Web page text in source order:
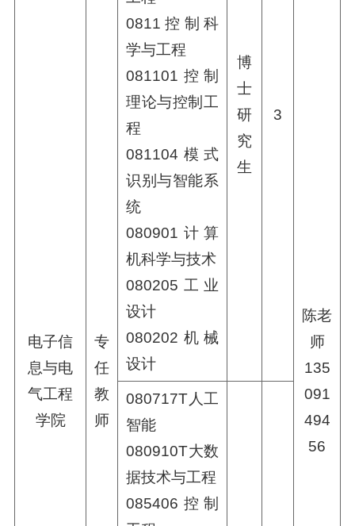
电子信
息与电
气工程
学院
专
任
教
师
0811控制科
学与工程
081101控制
理论与控制工
程
081104模式
识别与智能系
统
080901计算
机科学与技术
080205工业
设计
080202机械
设计
博
士
研
究
生
3
陈老
师
135
091
494
56
080717T人工
智能
080910T大数
据技术与工程
085406控制